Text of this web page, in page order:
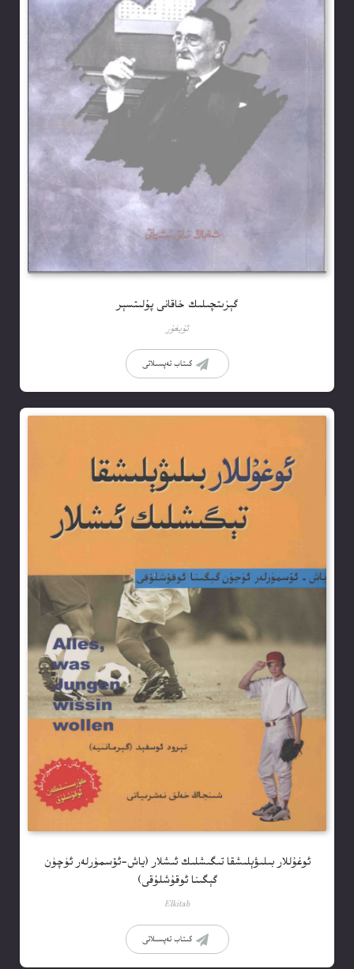
گېزىتچىلىك خاقانى پۇلىتسېر
ئۇيغۇر
كىتاب تەپسىلاتى
ئوغۇللار بىلىۋېلىشقا تىگىشلىك ئىشلار (ياش-ئۆسمۈرلەر ئۈچۈن
گېگىنا ئوقۇشلۇقى)
Elkitab
كىتاب تەپسىلاتى